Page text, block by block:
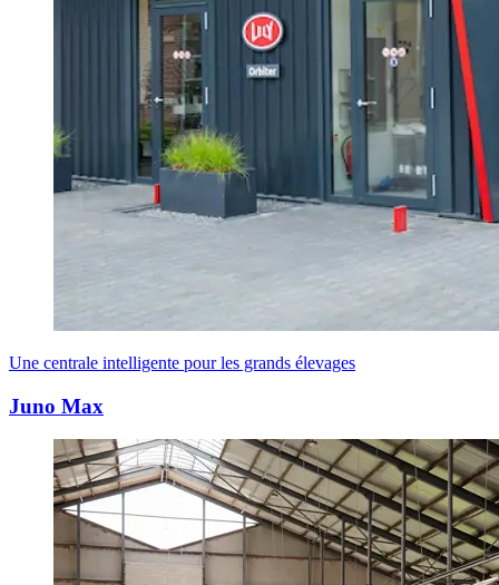
Une centrale intelligente pour les grands élevages
Juno Max